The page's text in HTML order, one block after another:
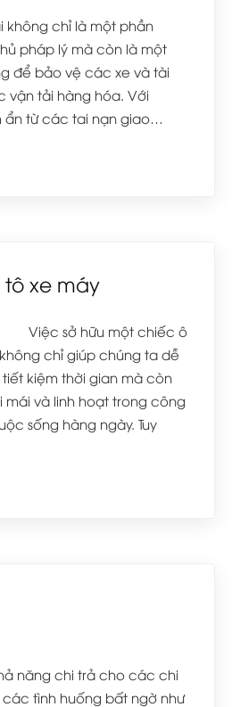
không chỉ là một phần
pháp lý mà còn là một
để bảo vệ các xe và tài
vận tải hàng hóa. Với
ẩn từ các tai nạn giao…
tô xe máy
Việc sở hữu một chiếc ô
chỉ giúp chúng ta dễ
kiệm thời gian mà còn
mái và linh hoạt trong công
sống hàng ngày. Tuy
năng chi trả cho các chi
tình huống bất ngờ như